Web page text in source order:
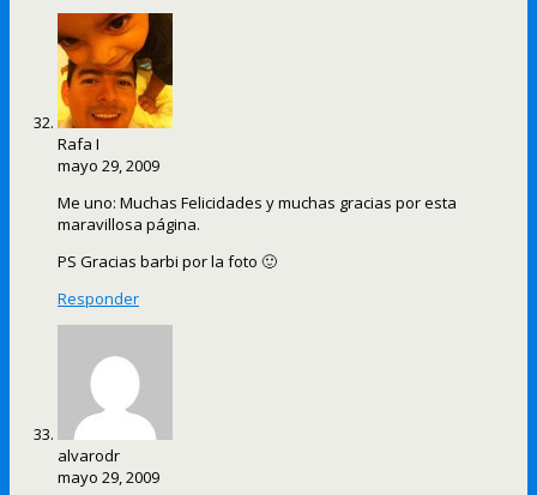
Rafa I
mayo 29, 2009
Me uno: Muchas Felicidades y muchas gracias por esta
maravillosa página.
PS Gracias barbi por la foto 🙂
Responder
alvarodr
mayo 29, 2009